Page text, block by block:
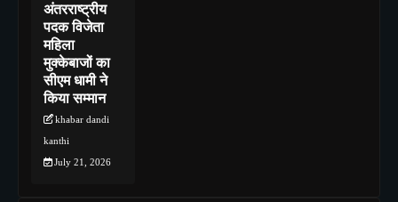
अंतरराष्ट्रीय
पदक विजेता
महिला
मुक्केबाजों का
सीएम धामी ने
किया सम्मान
khabar dandi
kanthi
July 21, 2026